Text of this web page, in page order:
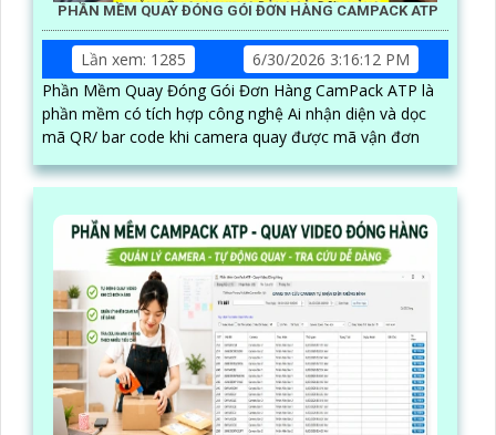
PHẦN MỀM QUAY ĐÓNG GÓI ĐƠN HÀNG CAMPACK ATP
Lần xem: 1285
6/30/2026 3:16:12 PM
Phần Mềm Quay Đóng Gói Đơn Hàng CamPack ATP là
phần mềm có tích hợp công nghệ Ai nhận diện và dọc
mã QR/ bar code khi camera quay được mã vận đơn